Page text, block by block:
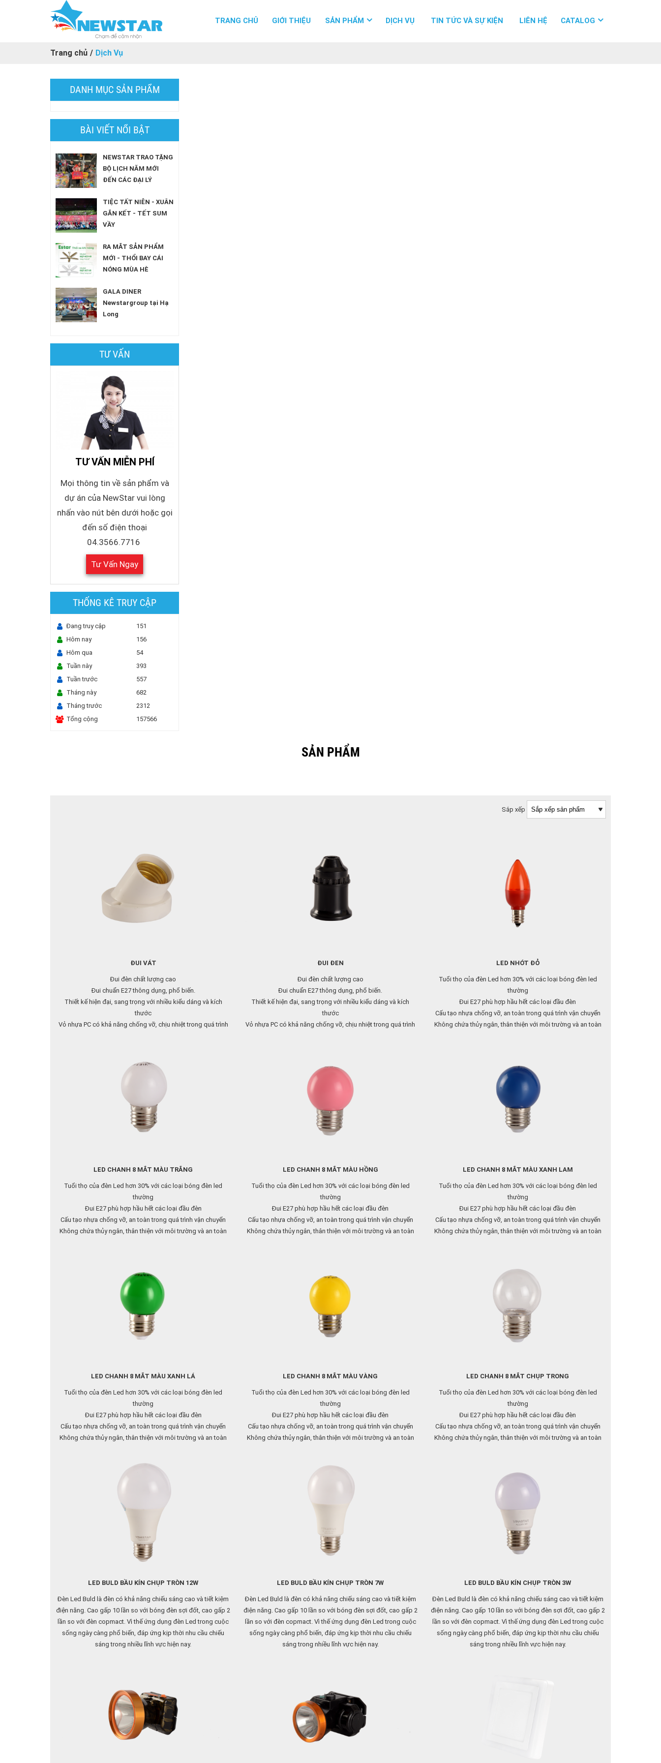
TRANG CHỦ GIỚI THIỆU SẢN PHẨM DỊCH VỤ TIN TỨC VÀ SỰ KIỆN LIÊN HỆ CATALOG
Trang chủ / Dịch Vụ
DANH MỤC SẢN PHẨM
BÀI VIẾT NỔI BẬT
NEWSTAR TRAO TẶNG
BỘ LỊCH NĂM MỚI
ĐẾN CÁC ĐẠI LÝ
TIỆC TẤT NIÊN - XUÂN
GẮN KẾT - TẾT SUM
VẦY
RA MẮT SẢN PHẨM
MỚI - THỔI BAY CÁI
NÓNG MÙA HÈ
GALA DINER
Newstargroup tại Hạ
Long
TƯ VẤN
TƯ VẤN MIỄN PHÍ
Mọi thông tin về sản phẩm và
dự án của NewStar vui lòng
nhấn vào nút bên dưới hoặc gọi
đến số điện thoại
04.3566.7716
Tư Vấn Ngay
THỐNG KÊ TRUY CẬP
Đang truy cập
151
Hôm nay
156
Hôm qua
54
Tuần này
393
Tuần trước
557
Tháng này
682
Tháng trước
2312
Tổng cộng
157566
SẢN PHẨM
Sắp xếp
ĐUI VÁT
Đui đèn chất lượng cao
Đui chuẩn E27 thông dụng, phổ biến.
Thiết kế hiện đại, sang trọng với nhiều kiểu dáng và kích
thước
Vỏ nhựa PC có khả năng chống vỡ, chịu nhiệt trong quá trình
Liên hệ
ĐUI ĐEN
Đui đèn chất lượng cao
Đui chuẩn E27 thông dụng, phổ biến.
Thiết kế hiện đại, sang trọng với nhiều kiểu dáng và kích
thước
Vỏ nhựa PC có khả năng chống vỡ, chịu nhiệt trong quá trình
LED NHÓT ĐỎ
Tuổi thọ của đèn Led hơn 30% với các loại bóng đèn led
thường
Đui E27 phù hợp hầu hết các loại đầu đèn
Cấu tạo nhựa chống vỡ, an toàn trong quá trình vận chuyển
Không chứa thủy ngân, thân thiện với môi trường và an toàn
LED CHANH 8 MẮT MÀU TRẮNG
Tuổi thọ của đèn Led hơn 30% với các loại bóng đèn led
thường
Đui E27 phù hợp hầu hết các loại đầu đèn
Cấu tạo nhựa chống vỡ, an toàn trong quá trình vận chuyển
Không chứa thủy ngân, thân thiện với môi trường và an toàn
LED CHANH 8 MẮT MÀU HỒNG
Tuổi thọ của đèn Led hơn 30% với các loại bóng đèn led
thường
Đui E27 phù hợp hầu hết các loại đầu đèn
Cấu tạo nhựa chống vỡ, an toàn trong quá trình vận chuyển
Không chứa thủy ngân, thân thiện với môi trường và an toàn
LED CHANH 8 MẮT MÀU XANH LAM
Tuổi thọ của đèn Led hơn 30% với các loại bóng đèn led
thường
Đui E27 phù hợp hầu hết các loại đầu đèn
Cấu tạo nhựa chống vỡ, an toàn trong quá trình vận chuyển
Không chứa thủy ngân, thân thiện với môi trường và an toàn
LED CHANH 8 MẮT MÀU XANH LÁ
Tuổi thọ của đèn Led hơn 30% với các loại bóng đèn led
thường
Đui E27 phù hợp hầu hết các loại đầu đèn
Cấu tạo nhựa chống vỡ, an toàn trong quá trình vận chuyển
Không chứa thủy ngân, thân thiện với môi trường và an toàn
Liên hệ
LED CHANH 8 MẮT MÀU VÀNG
Tuổi thọ của đèn Led hơn 30% với các loại bóng đèn led
thường
Đui E27 phù hợp hầu hết các loại đầu đèn
Cấu tạo nhựa chống vỡ, an toàn trong quá trình vận chuyển
Không chứa thủy ngân, thân thiện với môi trường và an toàn
LED CHANH 8 MẮT CHỤP TRONG
Tuổi thọ của đèn Led hơn 30% với các loại bóng đèn led
thường
Đui E27 phù hợp hầu hết các loại đầu đèn
Cấu tạo nhựa chống vỡ, an toàn trong quá trình vận chuyển
Không chứa thủy ngân, thân thiện với môi trường và an toàn
LED BULD BẦU KÍN CHỤP TRÒN 12W
Đèn Led Buld là đèn có khả năng chiếu sáng cao và tiết kiệm
điện năng. Cao gấp 10 lần so với bóng đèn sợi đốt, cao gấp 2
lần so với đèn copmact. Vì thế ứng dụng đèn Led trong cuộc
sống ngày càng phổ biến, đáp ứng kịp thời nhu cầu chiếu
sáng trong nhiều lĩnh vực hiện nay.
Phù hợp với đầu đèn E27 thông dụng ngoài thị trường
Chất lượng ánh sáng cao (CRI> 80) tăng khả năng nhận diện
màu sắc của vật.
Dải điện áp rộng 150 – 250V đáp ứng dải điện áp lưới tại Việt
Nam.
LED BULD BẦU KÍN CHỤP TRÒN 7W
Đèn Led Buld là đèn có khả năng chiếu sáng cao và tiết kiệm
điện năng. Cao gấp 10 lần so với bóng đèn sợi đốt, cao gấp 2
lần so với đèn copmact. Vì thế ứng dụng đèn Led trong cuộc
sống ngày càng phổ biến, đáp ứng kịp thời nhu cầu chiếu
sáng trong nhiều lĩnh vực hiện nay.
Phù hợp với đầu đèn E27 thông dụng ngoài thị trường
Chất lượng ánh sáng cao (CRI> 80) tăng khả năng nhận diện
màu sắc của vật.
Dải điện áp rộng 150 – 250V đáp ứng dải điện áp lưới tại Việt
Nam.
LED BULD BẦU KÍN CHỤP TRÒN 3W
Đèn Led Buld là đèn có khả năng chiếu sáng cao và tiết kiệm
điện năng. Cao gấp 10 lần so với bóng đèn sợi đốt, cao gấp 2
lần so với đèn copmact. Vì thế ứng dụng đèn Led trong cuộc
sống ngày càng phổ biến, đáp ứng kịp thời nhu cầu chiếu
sáng trong nhiều lĩnh vực hiện nay.